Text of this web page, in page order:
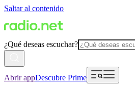
Saltar al contenido
¿Qué deseas escuchar?
Abrir appDescubre Prime